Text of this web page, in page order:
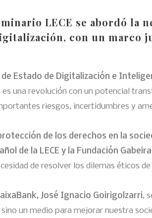
LECE se abordó la
con un marco
Estado de Digitalización e
una revolución con un potencial
riesgos, incertidumbres y
de los derechos en la
de la LECE y la Fundación
de resolver los dilemas éticos
José Ignacio Goirigolzarri,
un medio para mejorar nuestra